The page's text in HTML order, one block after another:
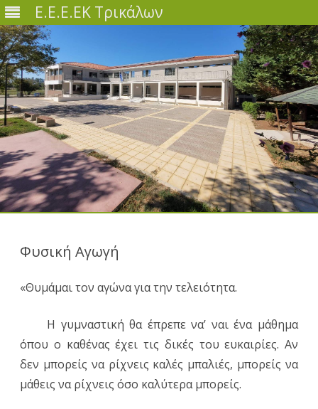
Ε.Ε.Ε.ΕΚ Τρικάλων
Φυσική Αγωγή
«Θυμάμαι τον αγώνα για την τελειότητα.
Η γυμναστική θα έπρεπε να’ ναι ένα μάθημα
όπου ο καθένας έχει τις δικές του ευκαιρίες. Αν
δεν μπορείς να ρίχνεις καλές μπαλιές, μπορείς να
μάθεις να ρίχνεις όσο καλύτερα μπορείς.